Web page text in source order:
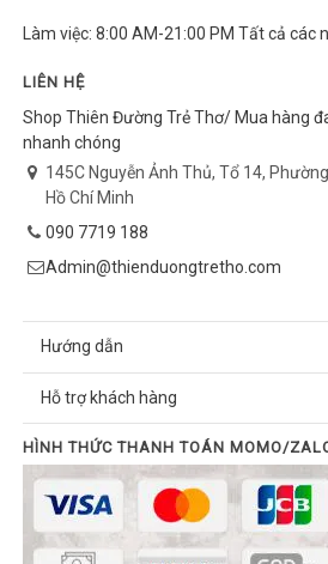
Làm việc: 8:00 AM-21:00 PM Tất cả các
LIÊN HỆ
Shop Thiên Đường Trẻ Thơ/ Mua hàng
nhanh chóng
145C Nguyễn Ảnh Thủ, Tổ 14,
Hồ Chí Minh
090 7719 188
Admin@thienduongtretho.com
Hướng dẫn
Hỗ trợ khách hàng
HÌNH THỨC THANH TOÁN MOMO/